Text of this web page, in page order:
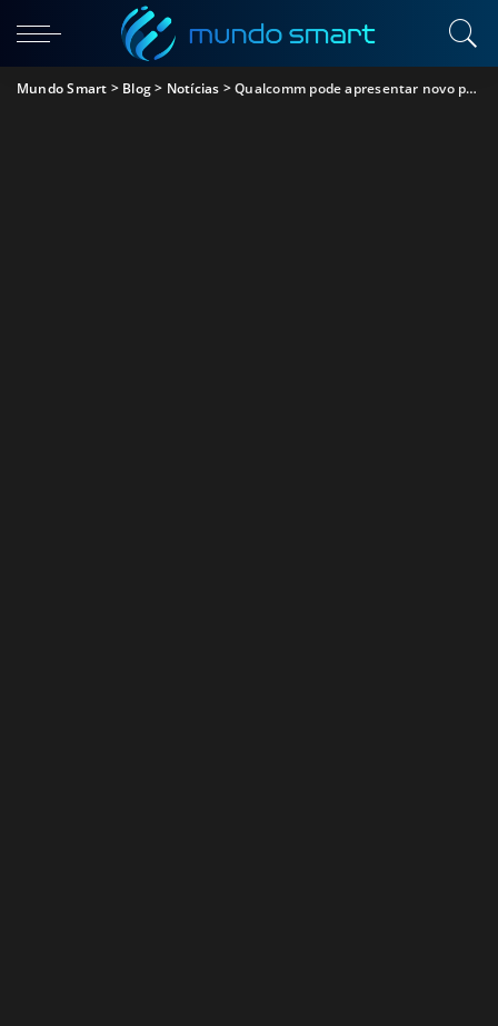
Mundo Smart > Blog> Notícias >Qualcomm pode apresentar novo processador de topo em breve